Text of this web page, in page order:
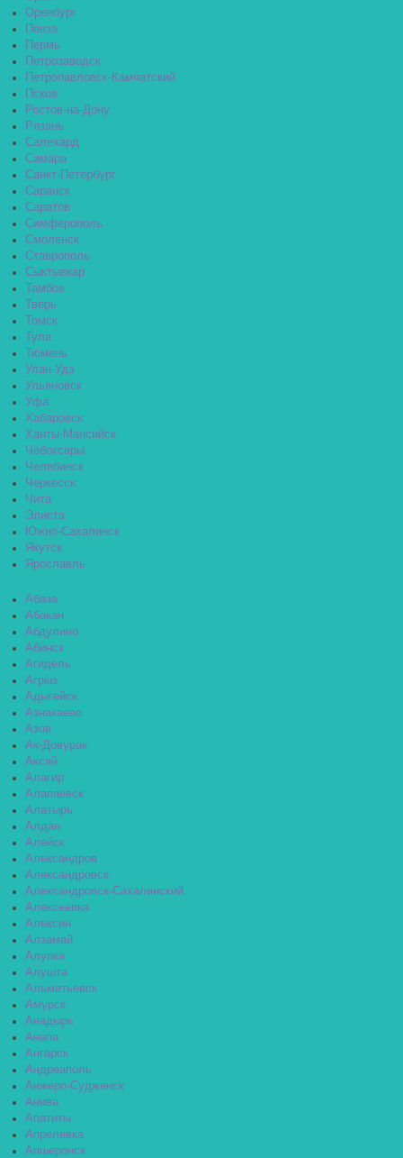
Оренбург
Пенза
Пермь
Петрозаводск
Петропавловск-Камчатский
Псков
Ростов-на-Дону
Рязань
Салехард
Самара
Санкт-Петербург
Саранск
Саратов
Симферополь
Смоленск
Ставрополь
Сыктывкар
Тамбов
Тверь
Томск
Тула
Тюмень
Улан-Удэ
Ульяновск
Уфа
Хабаровск
Ханты-Мансийск
Чебоксары
Челябинск
Черкесск
Чита
Элиста
Южно-Сахалинск
Якутск
Ярославль
Абаза
Абакан
Абдулино
Абинск
Агидель
Агрыз
Адыгейск
Азнакаево
Азов
Ак-Довурак
Аксай
Алагир
Алапаевск
Алатырь
Алдан
Алейск
Александров
Александровск
Александровск-Сахалинский
Алексеевка
Алексин
Алзамай
Алупка
Алушта
Альметьевск
Амурск
Анадырь
Анапа
Ангарск
Андреаполь
Анжеро-Судженск
Анива
Апатиты
Апрелевка
Апшеронск